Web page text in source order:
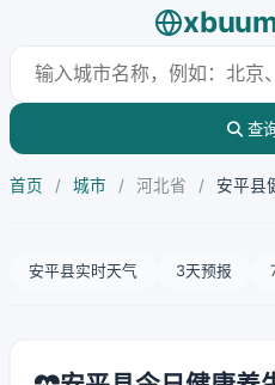
查
首页 / 城市 / 河北省 / 安平县
安平县实时天气 3天预报